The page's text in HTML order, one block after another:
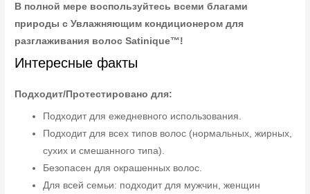
В полной мере воспользуйтесь всеми благами
природы с Увлажняющим кондиционером для
разглаживания волос Satinique™!
Интересные факты
Подходит/Протестировано для:
Подходит для ежедневного использования.
Подходит для всех типов волос (нормальных, жирных,
сухих и смешанного типа).
Безопасен для окрашенных волос.
Для всей семьи: подходит для мужчин, женщин